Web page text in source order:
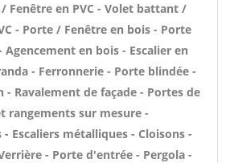
Fenêtre en PVC - Volet battant /
- Porte / Fenêtre en bois - Porte
en bois - Escalier en
- Ferronnerie - Porte blindée -
- Ravalement de façade - Portes de
rangements sur mesure -
- Escaliers métalliques - Cloisons -
- Porte d'entrée - Pergola -